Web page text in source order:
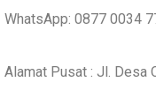
WhatsApp: 0877 0034
Alamat Pusat : Jl. Desa